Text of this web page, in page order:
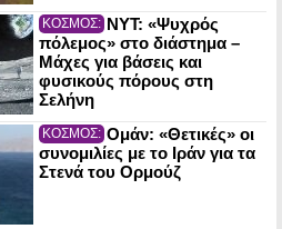
ΚΟΣΜΟΣ: NYT: «Ψυχρός
πόλεμος» στο διάστημα –
Μάχες για βάσεις και
φυσικούς πόρους στη
Σελήνη
ΚΟΣΜΟΣ: Ομάν: «Θετικές» οι
συνομιλίες με το Ιράν για τα
Στενά του Ορμούζ